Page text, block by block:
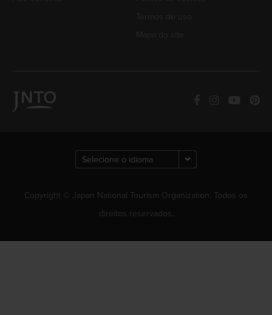
Copyright © Japan National Tourism Organization. Todos os
direitos reservados.